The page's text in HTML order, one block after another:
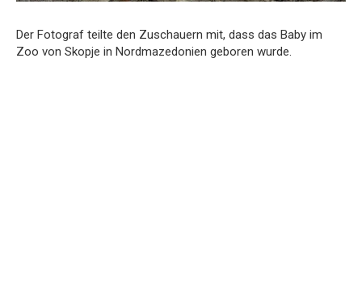
Der Fotograf teilte den Zuschauern mit, dass das Baby im
Zoo von Skopje in Nordmazedonien geboren wurde.